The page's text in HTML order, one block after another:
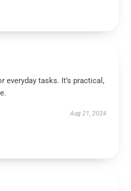
everyday tasks. It’s practical,
Aug 21, 2024